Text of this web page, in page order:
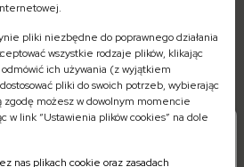
- odbiór stacjonarny
(Pn-Pt: 8:00-16:00)
pliki niezbędne do poprawnego działania
wszystkie rodzaje plików, klikając
ich używania (z wyjątkiem
pliki do swoich potrzeb, wybierając
zgodę możesz w dowolnym momencie
w link “Ustawienia plików cookies” na dole
nas plikach cookie oraz zasadach